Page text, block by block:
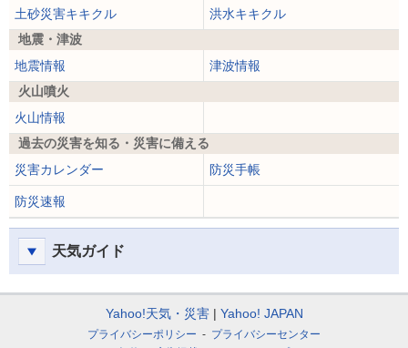
土砂災害キキクル
洪水キキクル
地震・津波
地震情報
津波情報
火山噴火
火山情報
過去の災害を知る・災害に備える
災害カレンダー
防災手帳
防災速報
天気ガイド
Yahoo!天気・災害 Yahoo! JAPAN
プライバシーポリシー
プライバシーセンター